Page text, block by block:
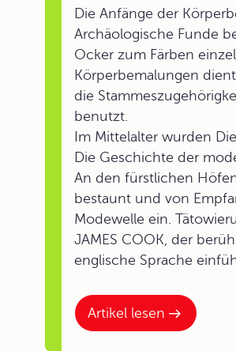
Artikel lesen
Die Anfänge der
Archäologische Funde
Ocker zum Färben
Körperbemalungen
die
benutzt.
Im Mittelalter wurden
Die Geschichte der
An den fürstlichen
bestaunt und von
Modewelle ein.
JAMES COOK, der
englische Sprache